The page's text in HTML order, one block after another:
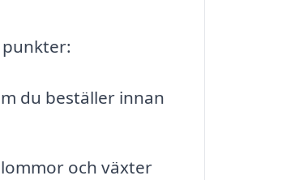
du beställer innan
och växter